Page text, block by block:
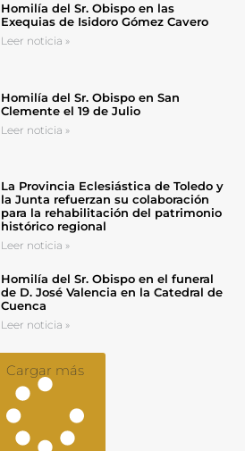
Homilía del Sr. Obispo en las
Exequias de Isidoro Gómez Cavero
Leer noticia »
Homilía del Sr. Obispo en San
Clemente el 19 de Julio
Leer noticia »
La Provincia Eclesiástica de Toledo y
la Junta refuerzan su colaboración
para la rehabilitación del patrimonio
histórico regional
Leer noticia »
Homilía del Sr. Obispo en el funeral
de D. José Valencia en la Catedral de
Cuenca
Leer noticia »
Cargar más